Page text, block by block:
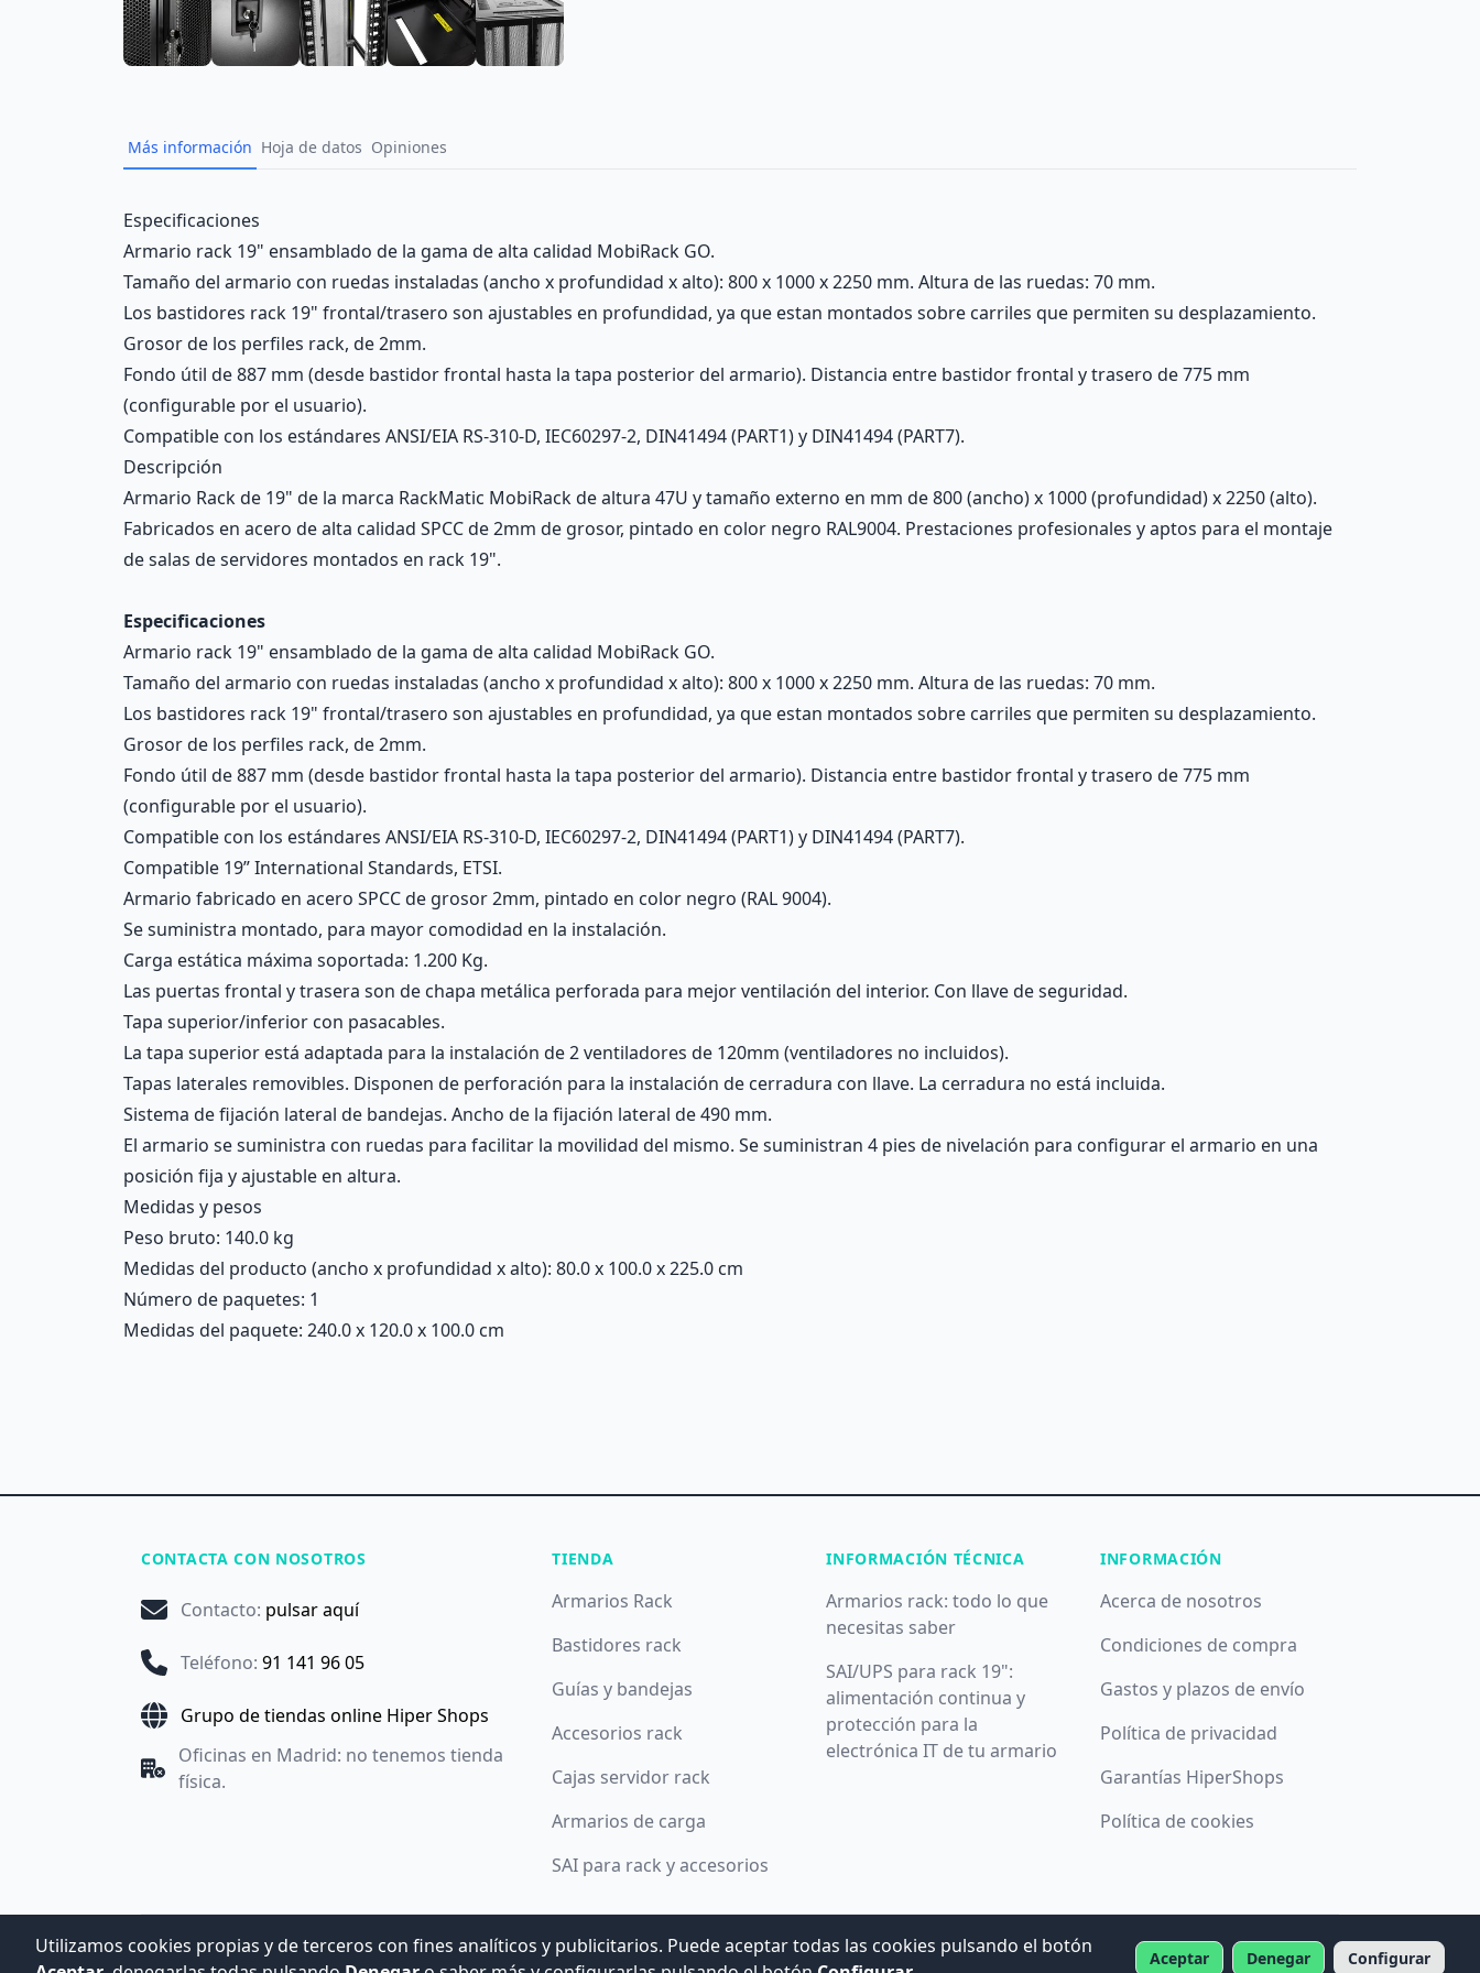
Más información Hoja de datos Opiniones
Description
Especificaciones
Armario rack 19" ensamblado de la gama de alta calidad MobiRack GO.
Tamaño del armario con ruedas instaladas (ancho x profundidad x alto): 800 x 1000 x 2250 mm. Altura de las ruedas: 70 mm.
Los bastidores rack 19" frontal/trasero son ajustables en profundidad, ya que estan montados sobre carriles que permiten su desplazamiento.
Grosor de los perfiles rack, de 2mm.
Fondo útil de 887 mm (desde bastidor frontal hasta la tapa posterior del armario). Distancia entre bastidor frontal y trasero de 775 mm
(configurable por el usuario).
Compatible con los estándares ANSI/EIA RS-310-D, IEC60297-2, DIN41494 (PART1) y DIN41494 (PART7).
Descripción
Armario Rack de 19" de la marca RackMatic MobiRack de altura 47U y tamaño externo en mm de 800 (ancho) x 1000 (profundidad) x 2250 (alto).
Fabricados en acero de alta calidad SPCC de 2mm de grosor, pintado en color negro RAL9004. Prestaciones profesionales y aptos para el montaje
de salas de servidores montados en rack 19".
Especificaciones
Armario rack 19" ensamblado de la gama de alta calidad MobiRack GO.
Tamaño del armario con ruedas instaladas (ancho x profundidad x alto): 800 x 1000 x 2250 mm. Altura de las ruedas: 70 mm.
Los bastidores rack 19" frontal/trasero son ajustables en profundidad, ya que estan montados sobre carriles que permiten su desplazamiento.
Grosor de los perfiles rack, de 2mm.
Fondo útil de 887 mm (desde bastidor frontal hasta la tapa posterior del armario). Distancia entre bastidor frontal y trasero de 775 mm
(configurable por el usuario).
Compatible con los estándares ANSI/EIA RS-310-D, IEC60297-2, DIN41494 (PART1) y DIN41494 (PART7).
Compatible 19” International Standards, ETSI.
Armario fabricado en acero SPCC de grosor 2mm, pintado en color negro (RAL 9004).
Se suministra montado, para mayor comodidad en la instalación.
Carga estática máxima soportada: 1.200 Kg.
Las puertas frontal y trasera son de chapa metálica perforada para mejor ventilación del interior. Con llave de seguridad.
Tapa superior/inferior con pasacables.
La tapa superior está adaptada para la instalación de 2 ventiladores de 120mm (ventiladores no incluidos).
Tapas laterales removibles. Disponen de perforación para la instalación de cerradura con llave. La cerradura no está incluida.
Sistema de fijación lateral de bandejas. Ancho de la fijación lateral de 490 mm.
El armario se suministra con ruedas para facilitar la movilidad del mismo. Se suministran 4 pies de nivelación para configurar el armario en una
posición fija y ajustable en altura.
Medidas y pesos
Peso bruto: 140.0 kg
Medidas del producto (ancho x profundidad x alto): 80.0 x 100.0 x 225.0 cm
Número de paquetes: 1
Medidas del paquete: 240.0 x 120.0 x 100.0 cm
CONTACTA CON NOSOTROS
Contacto: pulsar aquí
Teléfono: 91 141 96 05
Grupo de tiendas online Hiper Shops
Oficinas en Madrid: no tenemos tienda
física.
TIENDA
Armarios Rack
Bastidores rack
Guías y bandejas
Accesorios rack
Cajas servidor rack
Armarios de carga
SAI para rack y accesorios
INFORMACIÓN TÉCNICA
Armarios rack: todo lo que
necesitas saber
SAI/UPS para rack 19":
alimentación continua y
protección para la
electrónica IT de tu armario
INFORMACIÓN
Acerca de nosotros
Condiciones de compra
Gastos y plazos de envío
Política de privacidad
Garantías HiperShops
Política de cookies
© 2008 -2026 Hogar Digital e Inmótica Ingenieros, S.L.
Utilizamos cookies propias y de terceros con fines analíticos y publicitarios. Puede aceptar todas las cookies pulsando el botón
Aceptar Denegar Configurar